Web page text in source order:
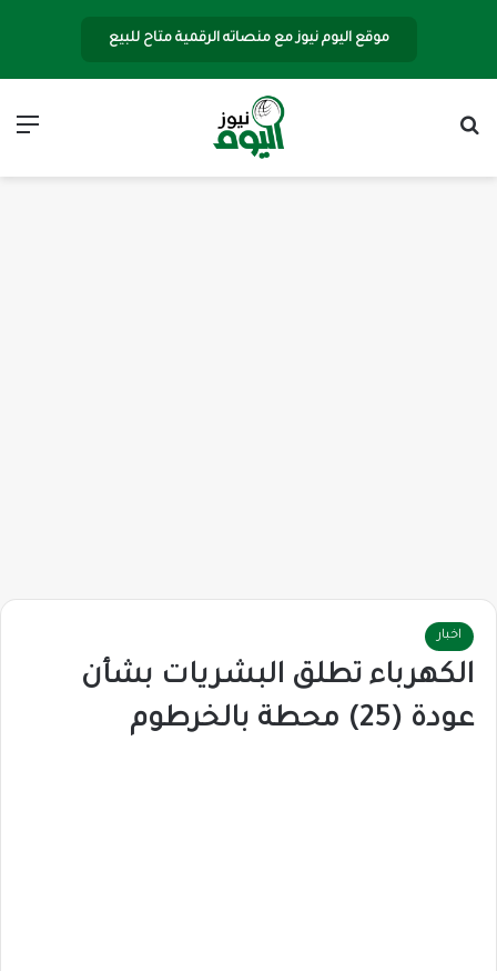
موقع اليوم نيوز مع منصاته الرقمية متاح للبيع
اخبار
الكهرباء تطلق البشريات بشأن
عودة (25) محطة بالخرطوم